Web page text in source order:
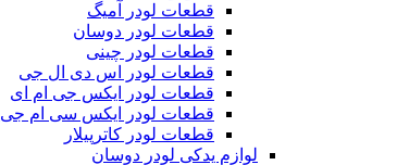
قطعات لودر آمیگ
قطعات لودر دوسان
قطعات لودر چینی
قطعات لودر اس دی ال جی
قطعات لودر ایکس جی ام ای
قطعات لودر ایکس سی ام جی xcmg
قطعات لودر کاترپیلار
لوازم یدکی لودر دوسان